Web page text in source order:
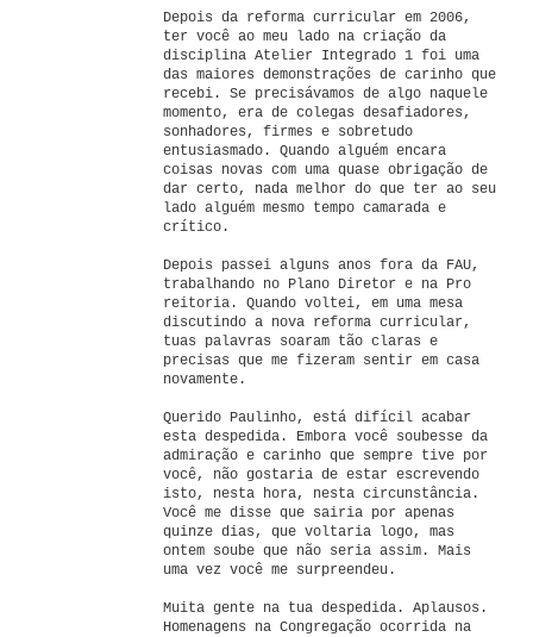
Depois da reforma curricular em 2006,
ter você ao meu lado na criação da
disciplina Atelier Integrado 1 foi uma
das maiores demonstrações de carinho que
recebi. Se precisávamos de algo naquele
momento, era de colegas desafiadores,
sonhadores, firmes e sobretudo
entusiasmado. Quando alguém encara
coisas novas com uma quase obrigação de
dar certo, nada melhor do que ter ao seu
lado alguém mesmo tempo camarada e
crítico.
Depois passei alguns anos fora da FAU,
trabalhando no Plano Diretor e na Pro
reitoria. Quando voltei, em uma mesa
discutindo a nova reforma curricular,
tuas palavras soaram tão claras e
precisas que me fizeram sentir em casa
novamente.
Querido Paulinho, está difícil acabar
esta despedida. Embora você soubesse da
admiração e carinho que sempre tive por
você, não gostaria de estar escrevendo
isto, nesta hora, nesta circunstância.
Você me disse que sairia por apenas
quinze dias, que voltaria logo, mas
ontem soube que não seria assim. Mais
uma vez você me surpreendeu.
Muita gente na tua despedida. Aplausos.
Homenagens na Congregação ocorrida na